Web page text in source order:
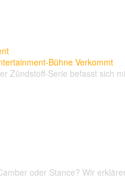
Bühne Verkommt
Zündstoff-Serie befasst sich
oder Stance? Wir